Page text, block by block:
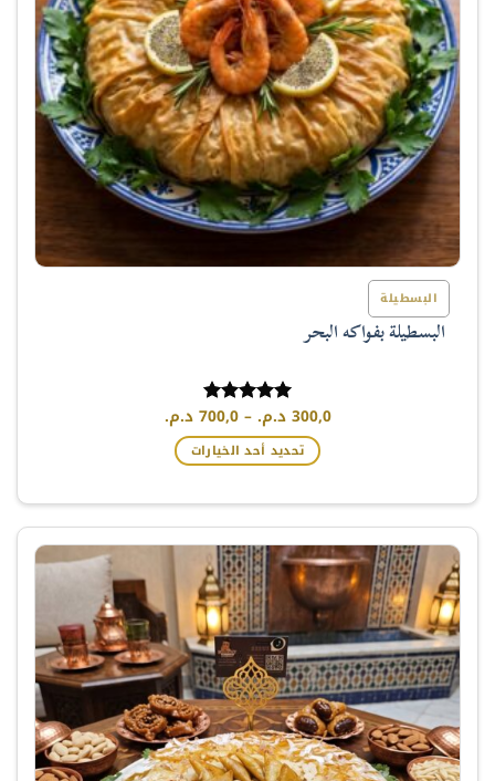
البسطيلة
البسطيلة بفواكه البحر
تم التقييم
5.00من 5
300,0 د.م. –
700,0 د.م.نطاق
السعر:
تحديد أحد الخيارات
العديد
من
الأشكال
المختلفة
لهذا
المنتج.
يمكن
اختيار
الخيارات
على
صفحة
المنتج